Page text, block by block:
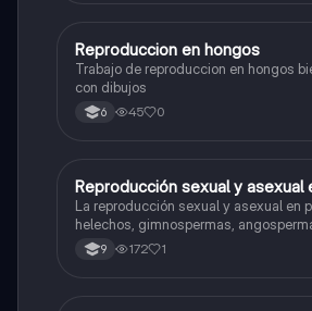
Biologia
Reproduccion en hongos
Trabajo de reproduccion en hongos
con dibujos
6 45 0
Biologia
Reproducción sexual y asexual
La reproducción sexual y asexual en
helechos, gimnospermas, angospermas, bulbos,
rizomas, tubérculos y estolones.
9 172 1